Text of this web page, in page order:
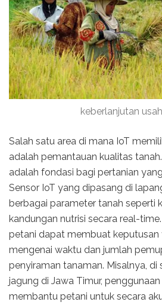
keberlanjutan
Salah satu area di mana IoT
adalah pemantauan kualitas
adalah fondasi bagi pertanian
Sensor IoT yang dipasang di
berbagai parameter tanah seperti
kandungan nutrisi secara real-
petani dapat membuat keputusan
mengenai waktu dan jumlah
penyiraman tanaman. Misalnya, di
jagung di Jawa Timur,
membantu petani untuk secara